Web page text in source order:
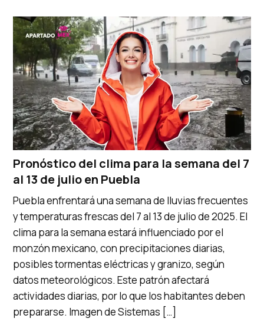
Pronóstico del clima para la semana del 7
al 13 de julio en Puebla
Puebla enfrentará una semana de lluvias frecuentes
y temperaturas frescas del 7 al 13 de julio de 2025. El
clima para la semana estará influenciado por el
monzón mexicano, con precipitaciones diarias,
posibles tormentas eléctricas y granizo, según
datos meteorológicos. Este patrón afectará
actividades diarias, por lo que los habitantes deben
prepararse. Imagen de Sistemas […]